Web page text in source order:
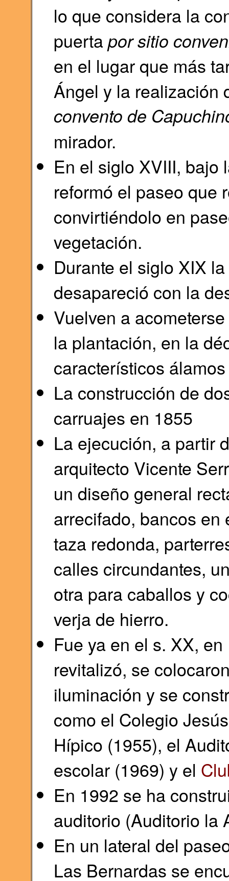
lo que considera la
puertapor sitio
en el lugar que más
Ángel y la realización
convento de
mirador.
En el siglo XVIII, bajo
reformó el paseo que
convirtiéndolo en
vegetación.
Durante el siglo XIX
desapareció con la
Vuelven a
la plantación, en la
característicos
La construcción de
carruajes en 1855
La ejecución, a partir
arquitecto Vicente
un diseño general
arrecifado, bancos en
taza redonda,
calles circundantes,
otra para caballos y
verja de hierro.
Fue ya en el s. XX,
revitalizó, se
iluminación y se
como el Colegio
Hípico (1955), el
escolar (1969) y el
En 1992 se ha
auditorio (Auditorio la
En un lateral del
Las Bernardas se